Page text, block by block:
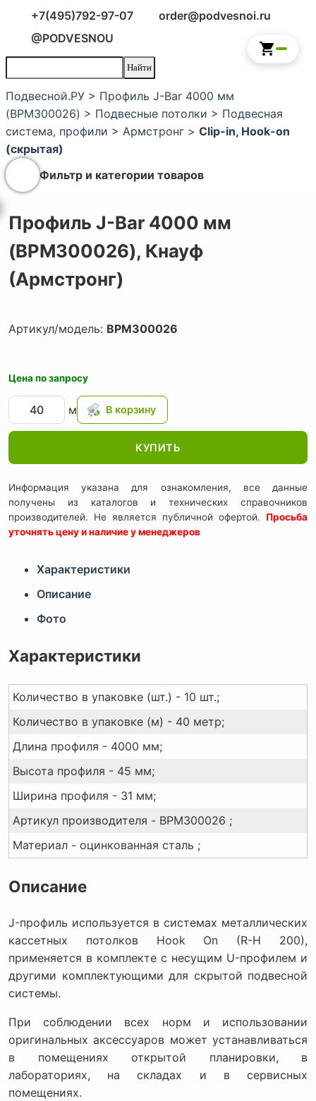
+7(495)792-97-07
order@podvesnoi.ru
@PODVESNOU
Подвесной.РУ > Профиль J-Bar 4000 мм
(BPM300026) > Подвесные потолки > Подвесная
система, профили > Армстронг > Clip-in, Hook-on
(скрытая)
Фильтр и категории товаров
Профиль J-Bar 4000 мм
(BPM300026), Кнауф
(Армстронг)
Артикул/модель: BPM300026
Цена по запросу
м
КУПИТЬ
Информация указана для ознакомления, все данные
получены из каталогов и технических справочников
производителей. Не является публичной офертой. Просьба
уточнять цену и наличие у менеджеров
Характеристики
Описание
Фото
Характеристики
Количество в упаковке (шт.) - 10 шт.;
Количество в упаковке (м) - 40 метр;
Длина профиля - 4000 мм;
Высота профиля - 45 мм;
Ширина профиля - 31 мм;
Артикул производителя - BPM300026 ;
Материал - оцинкованная сталь ;
Описание
J-профиль используется в системах металлических
кассетных потолков Hook On (R-H 200),
применяется в комплекте с несущим U-профилем и
другими комплектующими для скрытой подвесной
системы.
При соблюдении всех норм и использовании
оригинальных аксессуаров может устанавливаться
в помещениях открытой планировки, в
лабораториях, на складах и в сервисных
помещениях.